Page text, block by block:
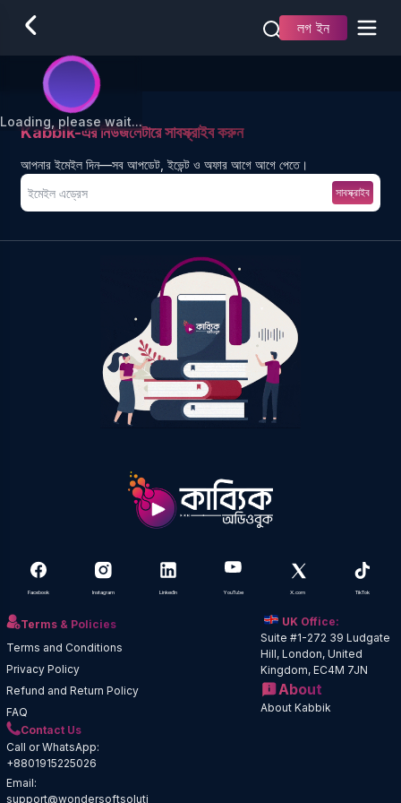
লগ ইন
Loading, please wait...
Kabbik-এর নিউজলেটারে সাবস্ক্রাইব করুন
আপনার ইমেইল দিন—সব আপডেট, ইভেন্ট ও অফার আগে আগে পেতে।
সাবস্ক্রাইব
Facebook Instagram LinkedIn YouTube X.com TikTok
Terms & Policies
Terms and Conditions
Privacy Policy
Refund and Return Policy
FAQ
UK Office:
Suite #1-272 39 Ludgate
Hill, London, United
Kingdom, EC4M 7JN
About
About Kabbik
Contact Us
Call or WhatsApp:
+8801915225026
Email:
support@wondersoftsoluti